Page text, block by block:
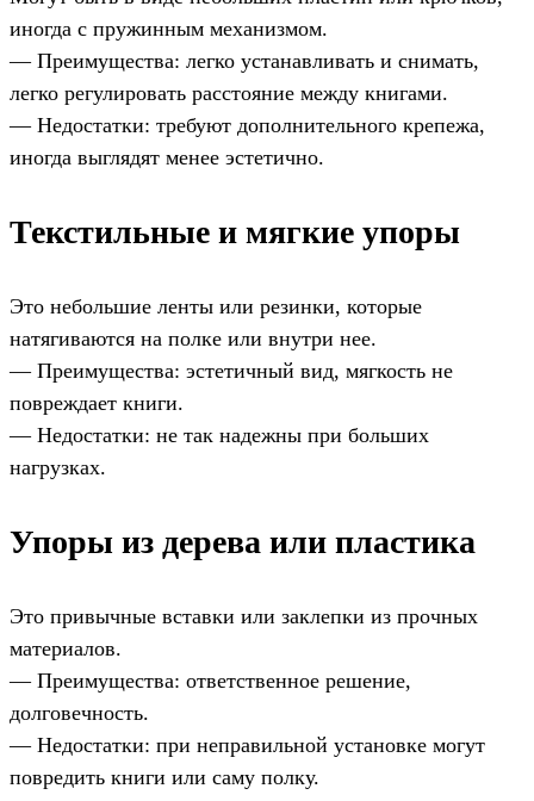
иногда с пружинным механизмом.
— Преимущества: легко устанавливать и снимать,
легко регулировать расстояние между книгами.
— Недостатки: требуют дополнительного крепежа,
иногда выглядят менее эстетично.
Текстильные и мягкие упоры
Это небольшие ленты или резинки, которые
натягиваются на полке или внутри нее.
— Преимущества: эстетичный вид, мягкость не
повреждает книги.
— Недостатки: не так надежны при больших
нагрузках.
Упоры из дерева или пластика
Это привычные вставки или заклепки из прочных
материалов.
— Преимущества: ответственное решение,
долговечность.
— Недостатки: при неправильной установке могут
повредить книги или саму полку.